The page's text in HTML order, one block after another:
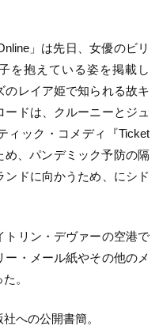
」は先日、女優のビリ
を抱えている姿を掲載し
のレイア姫で知られる故キ
ドは、クルーニーとジュ
ィック・コメディ『Ticket
め、パンデミック予防の隔
ドに向かうため、にシド
トリン・デヴァーの空港で
・メール紙やその他のメ
。
への公開書簡。